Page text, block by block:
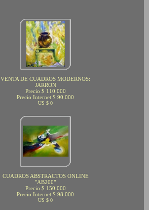
VENTA DE CUADROS MODERNOS:
JARRON
Precio $ 110.000
Precio Internet $ 90.000
US $ 0
CUADROS ABSTRACTOS ONLINE
"AB200"
Precio $ 150.000
Precio Internet $ 98.000
US $ 0